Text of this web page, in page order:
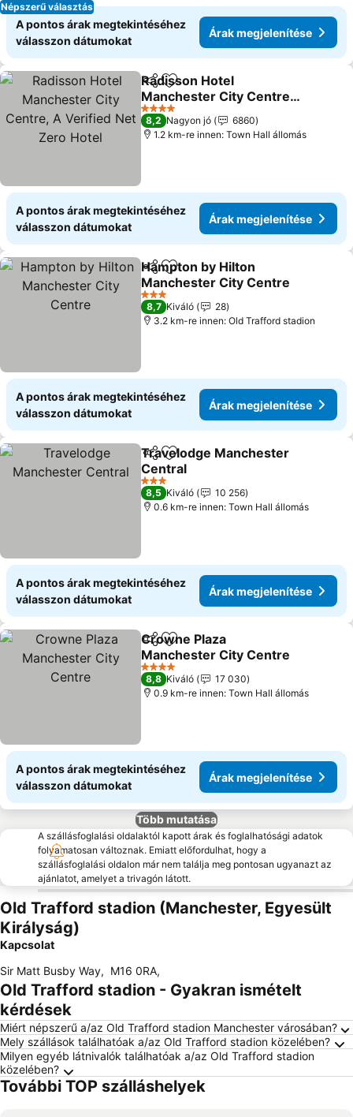
Népszerű választás
A pontos árak megtekintéséhez
válasszon dátumokat
Árak megjelenítése
MegosztásHozzáadás a kedvencekhez
Radisson Hotel
Manchester City Centre,
A Verified Net Zero Hotel
Árak megjelenítése
4 Kategória
8,2 Nagyon jó
6860
1.2 km-re innen: Town Hall állomás
A pontos árak megtekintéséhez
válasszon dátumokat
Árak megjelenítése
MegosztásHozzáadás a kedvencekhez
Hampton by Hilton
Manchester City Centre
Árak megjelenítése
3 Kategória
8,7 Kiváló
28
3.2 km-re innen: Old Trafford stadion
A pontos árak megtekintéséhez
válasszon dátumokat
Árak megjelenítése
Megosztás
Hozzáadás a kedvencekhez
Travelodge Manchester
Central
Árak megjelenítése
3 Kategória
8,5 Kiváló
10 256
0.6 km-re innen: Town Hall állomás
A pontos árak megtekintéséhez
válasszon dátumokat
Árak megjelenítése
MegosztásHozzáadás a kedvencekhez
Crowne Plaza
Manchester City Centre
Árak megjelenítése
4 Kategória
8,8 Kiváló
17 030
0.9 km-re innen: Town Hall állomás
A pontos árak megtekintéséhez
válasszon dátumokat
Árak megjelenítése
Több mutatása
A szállásfoglalási oldalaktól kapott árak és foglalhatósági adatok
folyamatosan változnak. Emiatt előfordulhat, hogy a
szállásfoglalási oldalon már nem találja meg pontosan ugyanazt az
ajánlatot, amelyet a trivagón látott.
Old Trafford stadion (Manchester, Egyesült
Királyság)
Kapcsolat
Sir Matt Busby Way, M16 0RA,
Old Trafford stadion - Gyakran ismételt
kérdések
Miért népszerű a/az Old Trafford stadion Manchester városában?
Mely szállások találhatóak a/az Old Trafford stadion közelében?
Milyen egyéb látnivalók találhatóak a/az Old Trafford stadion
közelében?
További TOP szálláshelyek